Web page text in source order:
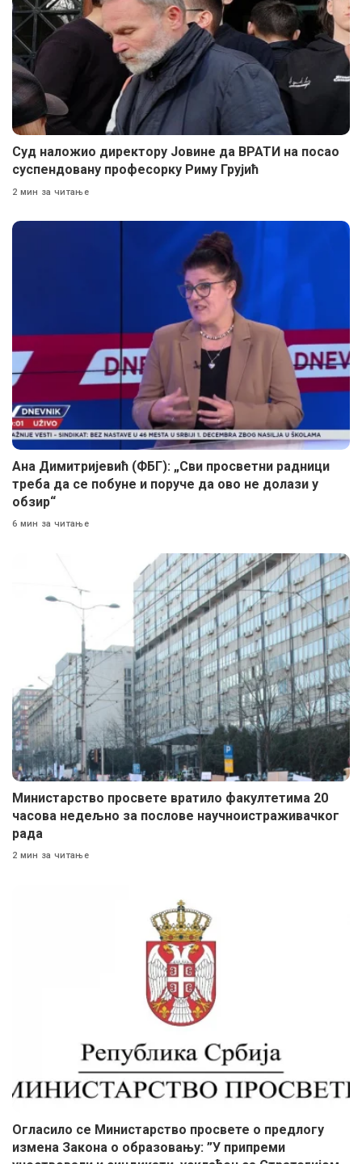
Суд наложио директору Јовине да ВРАТИ на посао
суспендовану професорку Риму Грујић
2 мин за читање
Ана Димитријевић (ФБГ): „Сви просветни радници
треба да се побуне и поруче да ово не долази у
обзир“
6 мин за читање
Министарство просвете вратило факултетима 20
часова недељно за послове научноистраживачког
рада
2 мин за читање
Огласило се Министарство просвете о предлогу
измена Закона о образовању: ”У припреми